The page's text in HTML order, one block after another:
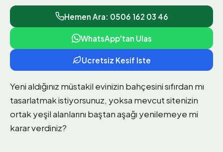
Hemen Ara: 0506 162 03 46
WhatsApp'tan Ulas
Ucretsiz Kesif Iste
Yeni aldığınız müstakil evinizin bahçesini sıfırdan mı
tasarlatmak istiyorsunuz, yoksa mevcut sitenizin
ortak yeşil alanlarını baştan aşağı yenilemeye mi
karar verdiniz?